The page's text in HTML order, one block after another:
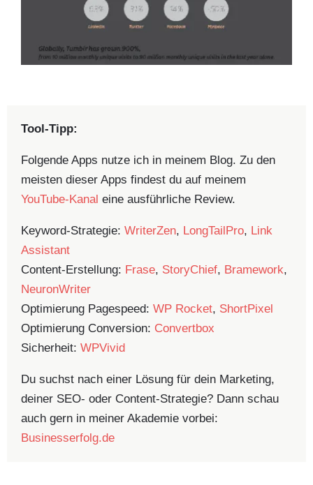
Tool-Tipp:
Folgende Apps nutze ich in meinem Blog. Zu den
meisten dieser Apps findest du auf meinem
YouTube-Kanal eine ausführliche Review.
Keyword-Strategie: WriterZen, LongTailPro, Link
Assistant
Content-Erstellung: Frase, StoryChief, Bramework,
NeuronWriter
Optimierung Pagespeed: WP Rocket, ShortPixel
Optimierung Conversion: Convertbox
Sicherheit: WPVivid
Du suchst nach einer Lösung für dein Marketing,
deiner SEO- oder Content-Strategie? Dann schau
auch gern in meiner Akademie vorbei:
Businesserfolg.de